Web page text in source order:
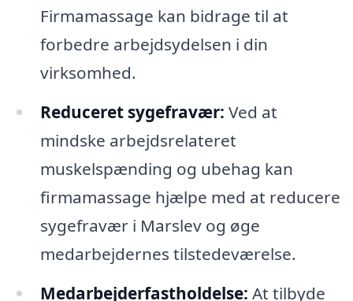
Firmamassage kan bidrage til at
forbedre arbejdsydelsen i din
virksomhed.
Reduceret sygefravær: Ved at
mindske arbejdsrelateret
muskelspænding og ubehag kan
firmamassage hjælpe med at reducere
sygefravær i Marslev og øge
medarbejdernes tilstedeværelse.
Medarbejderfastholdelse: At tilbyde